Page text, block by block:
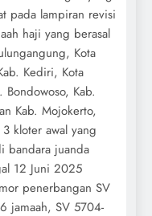
pada lampiran revisi
haji yang berasal
Kota
Kediri, Kota
Bondowoso, Kab.
Kab. Mojokerto,
kloter awal yang
bandara juanda
12 Juni 2025
penerbangan SV
jamaah, SV 5704-